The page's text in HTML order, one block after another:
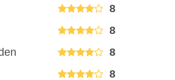
8
8
8
8